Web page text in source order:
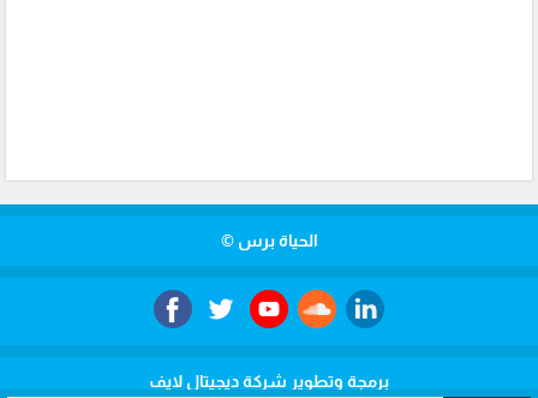
الحياة برس ©
برمجة وتطوير شركة ديجيتال لايف